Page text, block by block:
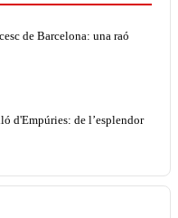
de Barcelona: una raó
d'Empúries: de l’esplendor